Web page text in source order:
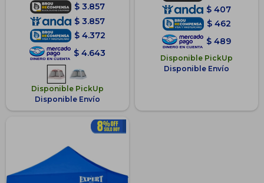
$ 3.857
$ 3.857
$ 4.372
$ 4.643
Disponible PickUp
Disponible Envío
$ 407
$ 462
$ 489
Disponible PickUp
Disponible Envío